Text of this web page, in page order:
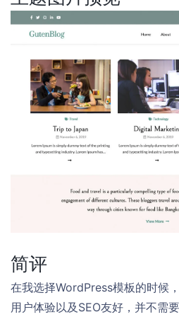
简评
在我选择WordPress模板的时候
用户体验以及SEO友好，并不需